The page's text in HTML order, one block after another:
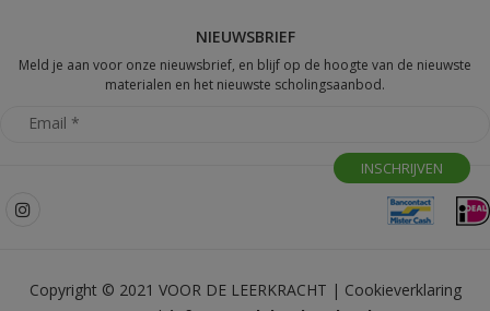
NIEUWSBRIEF
Meld je aan voor onze nieuwsbrief, en blijf op de hoogte van de nieuwste
materialen en het nieuwste scholingsaanbod.
Copyright © 2021 VOOR DE LEERKRACHT | Cookieverklaring